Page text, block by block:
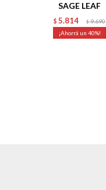
SAGE LEAF
$ 5.814 $ 9.690
40